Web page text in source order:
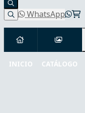
WhatsApp
INICIO CATÁLOGO